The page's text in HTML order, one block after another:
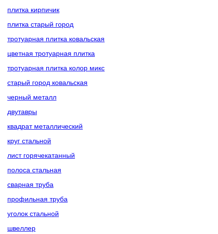
плитка кирпичик
плитка старый город
тротуарная плитка ковальская
цветная тротуарная плитка
тротуарная плитка колор микс
старый город ковальская
черный металл
двутавры
квадрат металлический
круг стальной
лист горячекатанный
полоса стальная
сварная труба
профильная труба
уголок стальной
швеллер